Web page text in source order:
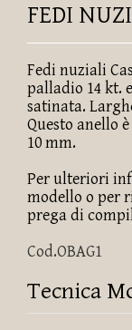
FEDI
Fedi nuziali
palladio 14 kt.
satinata.
Questo anello
10 mm.
Per ulteriori
modello o per
prega di
Cod.OBAG1
Tecnica